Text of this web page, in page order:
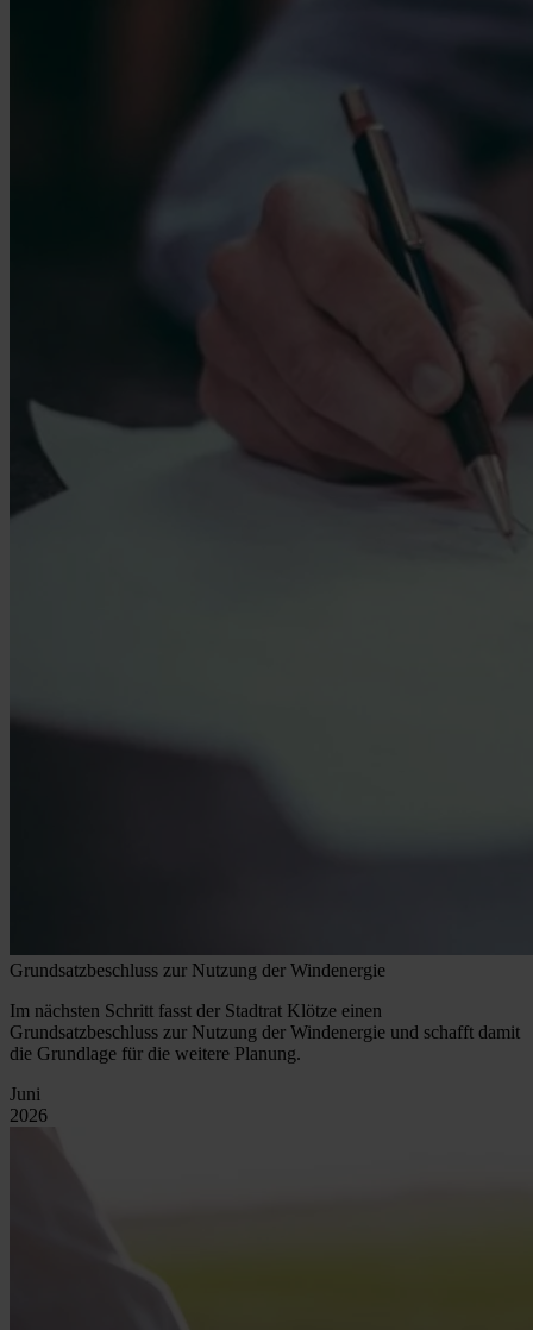
Grundsatzbeschluss zur Nutzung der Windenergie
Im nächsten Schritt fasst der Stadtrat Klötze einen
Grundsatzbeschluss zur Nutzung der Windenergie und schafft damit
die Grundlage für die weitere Planung.
Juni
2026